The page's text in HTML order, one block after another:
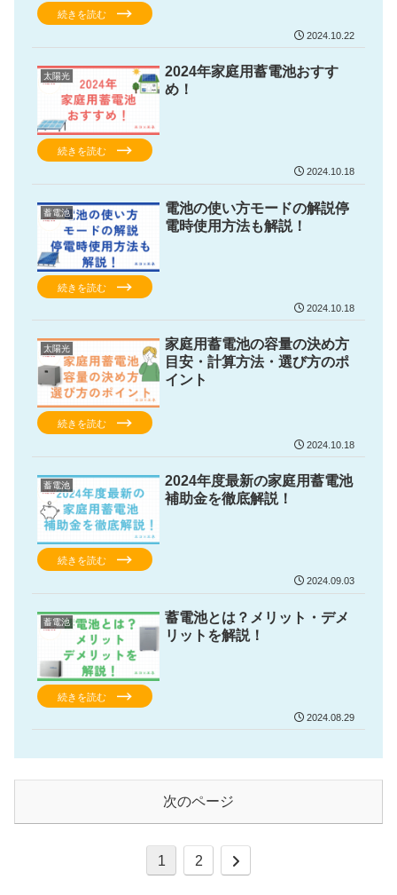
続きを読む
2024.10.22
太陽光
2024年家庭用蓄電池おすす
め！
続きを読む
2024.10.18
蓄電池
電池の使い方モードの解説停
電時使用方法も解説！
続きを読む
2024.10.18
太陽光
家庭用蓄電池の容量の決め方
目安・計算方法・選び方のポ
イント
続きを読む
2024.10.18
蓄電池
2024年度最新の家庭用蓄電池
補助金を徹底解説！
続きを読む
2024.09.03
蓄電池
蓄電池とは？メリット・デメ
リットを解説！
続きを読む
2024.08.29
次のページ
1 2